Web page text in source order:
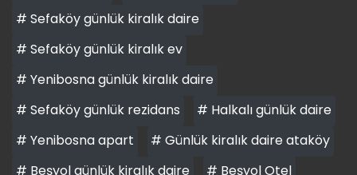
# Sefaköy günlük kiralık daire
# Sefaköy günlük kiralık ev
# Yenibosna günlük kiralık daire
# Sefaköy günlük rezidans
# Halkalı günlük daire
# Yenibosna apart
# Günlük kiralık daire ataköy
# Beşyol günlük kiralık daire
# Beşyol Otel